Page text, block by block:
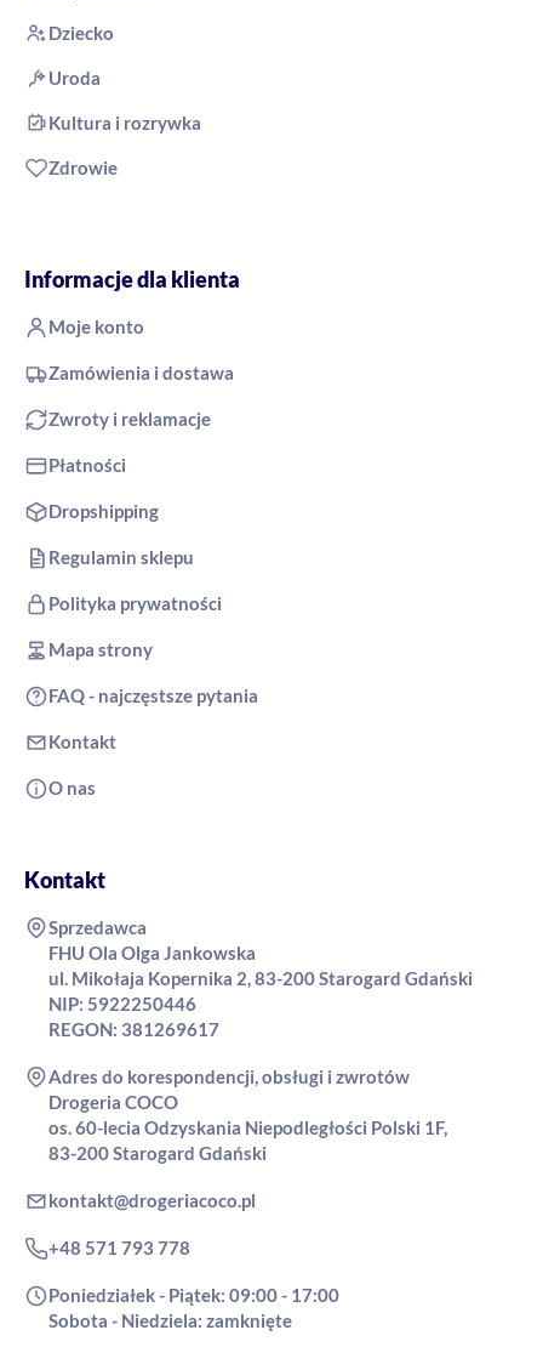
Dziecko
Uroda
Kultura i rozrywka
Zdrowie
Informacje dla klienta
Moje konto
Zamówienia i dostawa
Zwroty i reklamacje
Płatności
Dropshipping
Regulamin sklepu
Polityka prywatności
Mapa strony
FAQ - najczęstsze pytania
Kontakt
O nas
Kontakt
Sprzedawca
FHU Ola Olga Jankowska
ul. Mikołaja Kopernika 2, 83-200 Starogard Gdański
NIP: 5922250446
REGON: 381269617
Adres do korespondencji, obsługi i zwrotów
Drogeria COCO
os. 60-lecia Odzyskania Niepodległości Polski 1F,
83-200 Starogard Gdański
kontakt@drogeriacoco.pl
+48 571 793 778
Poniedziałek - Piątek: 09:00 - 17:00
Sobota - Niedziela: zamknięte